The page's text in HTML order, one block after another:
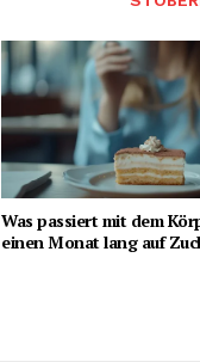
Was passiert mit dem
einen Monat lang auf